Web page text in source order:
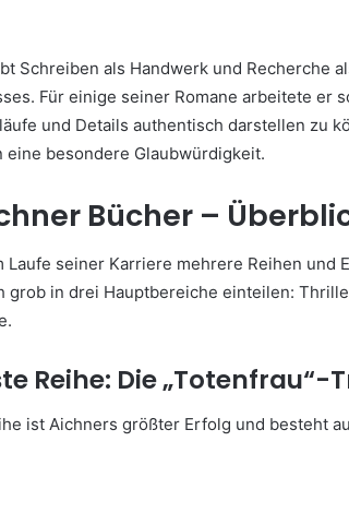
Schreiben als Handwerk und Recherche
Für einige seiner Romane arbeitete er
und Details authentisch darstellen zu
besondere Glaubwürdigkeit.
Bücher –
Laufe seiner Karriere mehrere Reihen und
grob in drei Hauptbereiche einteilen:
Reihe: Die „Totenfrau“-
ist Aichners größter Erfolg und besteht